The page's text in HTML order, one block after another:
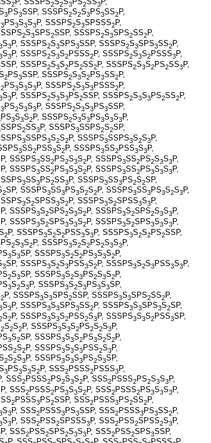
2 2 2 3 2 3
3PS3SSP, SSSPS2S2S3PS3SS2P,
3PS3S3S3P, SSSPS2S3SPSSS2P,
2S3SPS2SSP, SSSPS2S3SPS2SS2P,
S3P, SSSPS2S3SPS3SSP, SSSPS2S3SPS3SS2P,
S3P, SSSPS2S3S2PSSS2P, SSSPS2S3S2PSSS3P,
SSP, SSSPS2S3S2PS2SS2P, SSSPS2S3S2PS2SS3P,
2PS3SSP, SSSPS2S3S2PS3SS2P,
2PS3S3S3P, SSSPS2S3S3PSSS2P,
S3P, SSSPS2S3S3PS2SSP, SSSPS2S3S3PS2SS2P,
3PS2S3S3P, SSSPS2S3S3PS3SSP,
PS3S3S2P, SSSPS2S3S3PS3S3S3P,
SSPS2SS3P, SSSPS3SSPS2S2SP,
3SSPS3S2S2P, SSSPS3SSPS3S2S3P,
3SS2PSS3S2P, SSSPS3SS2PSS3S3P,
SSSPS3SS2PS2S3S2P, SSSPS3SS2PS2S3S3P,
SSSPS3SS2PS3S3S2P, SSSPS3SS2PS3S3S3P,
3SS3PS2SS3P, SSSPS3SS3PS2S2SP,
2SP, SSSPS3SS3PS3S2S2P, SSSPS3SS3PS3S2S3P,
3S2SPSS3S2P, SSSPS3S2SPSS3S3P,
SSSPS3S2SPS2S3S2P, SSSPS3S2SPS2S3S3P,
SSSPS3S2SPS3S3S2P, SSSPS3S2SPS3S3S3P,
2P, SSSPS3S2S2PSS3S3P, SSSPS3S2S2PS2SSP,
PS2S3S2P, SSSPS3S2S2PS2S3S3P,
3S3SP, SSSPS3S2S2PS3S3S2P,
3SP, SSSPS3S2S3PSS3S2P, SSSPS3S2S3PSS3S3P,
2S3SP, SSSPS3S2S3PS2S3S2P,
3S2S3P, SSSPS3S2S3PS3S3SP,
2P, SSSPS3S3SPS2SSP, SSSPS3S3SPS2SS2P,
S3P, SSSPS3S3SPS3SS2P, SSSPS3S3SPS3S2SP,
S2P, SSSPS3S3S2PSS2S3P, SSSPS3S3S2PSS3SP,
2S2S2P, SSSPS3S3S2PS2S2S3P,
3S2SP, SSSPS3S3S2PS3S2S2P,
2S2P, SSSPS3S3S3PSS2S3P,
2S2S3P, SSSPS3S3S3PS2S3SP,
3PS3S3S2P, SSS2PSSS2PSSS3P,
SSS2PSSS2PS2S3S2P, SSS2PSSS2PS2S3S3P,
SSS2PSSS2PS3S3S2P, SSS2PSSS2PS3S3S3P,
2PSSS3PS2SSP, SSS2PSSS3PS2SS2P,
S3P, SSS2PSSS3PS3SSP, SSS2PSSS3PS3SS2P,
S3P, SSS2PSS2SPSSS3P, SSS2PSS2SPSS2S3P,
P, SSS2PSS2SPS2S3S3P, SSS2PSS2SPS3SSP,